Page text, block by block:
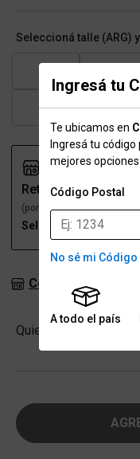
Ingresá tu
Te ubicamos en
Ingresá tu
mejores opciones
Código Postal
No sé mi Código
A todo el país
Seleccioná talle (ARG)
35
39 40
Retiro
(por una sucursal)
Seleccioná talle
Consultar stock
Quiero Cantidad